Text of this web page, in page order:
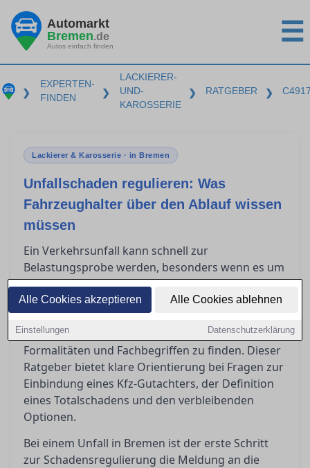
Alle Cookies akzeptieren Alle Cookies ablehnen
Einstellungen Datenschutzerklärung
Automarkt
Bremen.de
Autos einfach finden ☰
❯
EXPERTEN-
FINDEN
❯
LACKIERER-
UND-
KAROSSERIE
❯ RATGEBER ❯
Lackierer & Karosserie · in Bremen
Unfallschaden regulieren: Was
Fahrzeughalter über den Ablauf wissen
müssen
Ein Verkehrsunfall kann schnell zur
Belastungsprobe werden, besonders wenn es um
die Regulierung des Schadens über die
gegnerische Versicherung geht. Fahrzeughalter
in Bremen stehen oft vor der Herausforderung,
den richtigen Weg durch den Dschungel von
Formalitäten und Fachbegriffen zu finden. Dieser
Ratgeber bietet klare Orientierung bei Fragen zur
Einbindung eines Kfz-Gutachters, der Definition
eines Totalschadens und den verbleibenden
Optionen.
Bei einem Unfall in Bremen ist der erste Schritt
zur Schadensregulierung die Meldung an die